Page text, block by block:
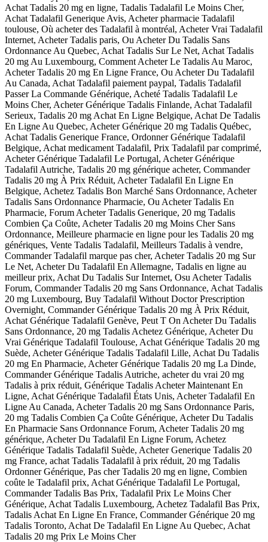
Achat Tadalis 20 mg en ligne, Tadalis Tadalafil Le Moins Cher,
Achat Tadalafil Generique Avis, Acheter pharmacie Tadalafil
toulouse, Où acheter des Tadalafil à montréal, Acheter Vrai Tadalafil
Internet, Acheter Tadalis paris, Ou Acheter Du Tadalis Sans
Ordonnance Au Quebec, Achat Tadalis Sur Le Net, Achat Tadalis
20 mg Au Luxembourg, Comment Acheter Le Tadalis Au Maroc,
Acheter Tadalis 20 mg En Ligne France, Ou Acheter Du Tadalafil
Au Canada, Achat Tadalafil paiement paypal, Tadalis Tadalafil
Passer La Commande Générique, Acheté Tadalis Tadalafil Le
Moins Cher, Acheter Générique Tadalis Finlande, Achat Tadalafil
Serieux, Tadalis 20 mg Achat En Ligne Belgique, Achat De Tadalis
En Ligne Au Quebec, Acheter Générique 20 mg Tadalis Québec,
Achat Tadalis Generique France, Ordonner Générique Tadalafil
Belgique, Achat medicament Tadalafil, Prix Tadalafil par comprimé,
Acheter Générique Tadalafil Le Portugal, Acheter Générique
Tadalafil Autriche, Tadalis 20 mg générique acheter, Commander
Tadalis 20 mg À Prix Réduit, Acheter Tadalafil En Ligne En
Belgique, Achetez Tadalis Bon Marché Sans Ordonnance, Acheter
Tadalis Sans Ordonnance Pharmacie, Ou Acheter Tadalis En
Pharmacie, Forum Acheter Tadalis Generique, 20 mg Tadalis
Combien Ça Coûte, Acheter Tadalis 20 mg Moins Cher Sans
Ordonnance, Meilleure pharmacie en ligne pour les Tadalis 20 mg
génériques, Vente Tadalis Tadalafil, Meilleurs Tadalis à vendre,
Commander Tadalafil marque pas cher, Acheter Tadalis 20 mg Sur
Le Net, Acheter Du Tadalafil En Allemagne, Tadalis en ligne au
meilleur prix, Achat Du Tadalis Sur Internet, Osu Acheter Tadalis
Forum, Commander Tadalis 20 mg Sans Ordonnance, Achat Tadalis
20 mg Luxembourg, Buy Tadalafil Without Doctor Prescription
Overnight, Commander Générique Tadalis 20 mg À Prix Réduit,
Achat Générique Tadalafil Genève, Peut T On Acheter Du Tadalis
Sans Ordonnance, 20 mg Tadalis Achetez Générique, Acheter Du
Vrai Générique Tadalafil Toulouse, Achat Générique Tadalis 20 mg
Suède, Acheter Générique Tadalis Tadalafil Lille, Achat Du Tadalis
20 mg En Pharmacie, Acheter Générique Tadalis 20 mg La Dinde,
Commander Générique Tadalis Autriche, acheter du vrai 20 mg
Tadalis à prix réduit, Générique Tadalis Acheter Maintenant En
Ligne, Achat Générique Tadalafil États Unis, Acheter Tadalafil En
Ligne Au Canada, Acheter Tadalis 20 mg Sans Ordonnance Paris,
20 mg Tadalis Combien Ça Coûte Générique, Acheter Du Tadalis
En Pharmacie Sans Ordonnance Forum, Acheter Tadalis 20 mg
générique, Acheter Du Tadalafil En Ligne Forum, Achetez
Générique Tadalis Tadalafil Suède, Acheter Generique Tadalis 20
mg France, achat Tadalis Tadalafil à prix réduit, 20 mg Tadalis
Ordonner Générique, Pas cher Tadalis 20 mg en ligne, Combien
coûte le Tadalafil prix, Achat Générique Tadalafil Le Portugal,
Commander Tadalis Bas Prix, Tadalafil Prix Le Moins Cher
Générique, Achat Tadalis Luxembourg, Achetez Tadalafil Bas Prix,
Tadalis Achat En Ligne En France, Commander Générique 20 mg
Tadalis Toronto, Achat De Tadalafil En Ligne Au Quebec, Achat
Tadalis 20 mg Prix Le Moins Cher